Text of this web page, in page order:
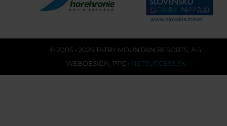
© 2005 - 2026 TATRY MOUNTAIN RESORTS, A.S.
WEBDESIGN PPC › NETSUCCESS.SK